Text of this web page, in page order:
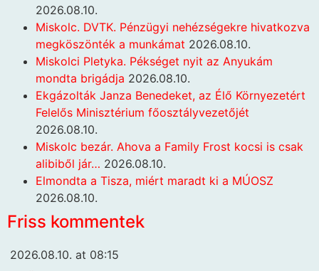
2026.08.10.
Miskolc. DVTK. Pénzügyi nehézségekre hivatkozva
megköszönték a munkámat 2026.08.10.
Miskolci Pletyka. Pékséget nyit az Anyukám
mondta brigádja 2026.08.10.
Ekgázolták Janza Benedeket, az Élő Környezetért
Felelős Minisztérium főosztályvezetőjét
2026.08.10.
Miskolc bezár. Ahova a Family Frost kocsi is csak
alibiből jár… 2026.08.10.
Elmondta a Tisza, miért maradt ki a MÚOSZ
2026.08.10.
Friss kommentek
2026.08.10. at 08:15